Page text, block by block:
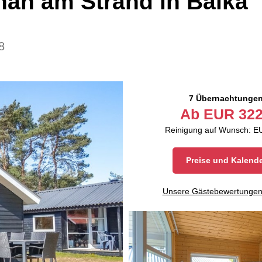
7
Ab EUR
Reinigung auf Wunsch:
Preise und
Unsere Gästebewertungen